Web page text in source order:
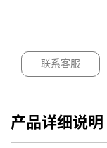
联系客服
产品详细说明